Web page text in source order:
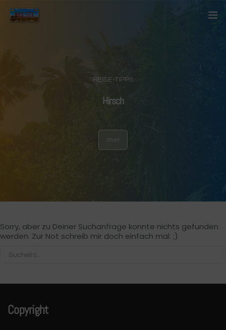
REISE-TIPPS
Hirsch
Start
Sorry, aber zu Deiner Suchanfrage konnte nichts gefunden
werden. Zur Not schreib mir doch einfach mal. ;)
Copyright